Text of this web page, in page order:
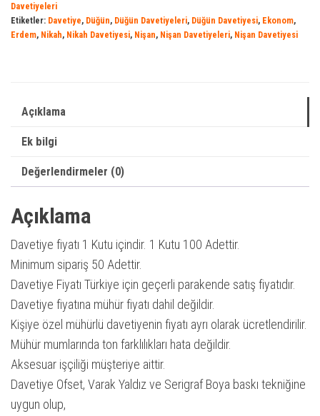
Davetiyeleri
Etiketler: Davetiye, Düğün, Düğün Davetiyeleri, Düğün Davetiyesi, Ekonom,
Erdem, Nikah, Nikah Davetiyesi, Nişan, Nişan Davetiyeleri, Nişan Davetiyesi
Açıklama
Ek bilgi
Değerlendirmeler (0)
Açıklama
Davetiye fiyatı 1 Kutu içindir. 1 Kutu 100 Adettir.
Minimum sipariş 50 Adettir.
Davetiye Fiyatı Türkiye için geçerli parakende satış fiyatıdır.
Davetiye fiyatına mühür fiyatı dahil değildir.
Kişiye özel mühürlü davetiyenin fiyatı ayrı olarak ücretlendirilir.
Mühür mumlarında ton farklılıkları hata değildir.
Aksesuar işçiliği müşteriye aittir.
Davetiye Ofset, Varak Yaldız ve Serigraf Boya baskı tekniğine
uygun olup,